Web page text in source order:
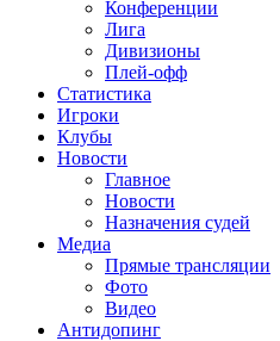
Конференции
Лига
Дивизионы
Плей-офф
Статистика
Игроки
Клубы
Новости
Главное
Новости
Назначения судей
Медиа
Прямые трансляции
Фото
Видео
Антидопинг